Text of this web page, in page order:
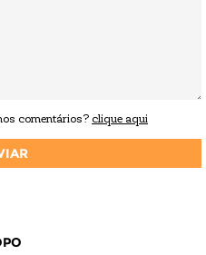
comentários? clique aqui